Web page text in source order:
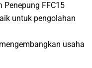
Penepung FFC15
untuk pengolahan
usaha